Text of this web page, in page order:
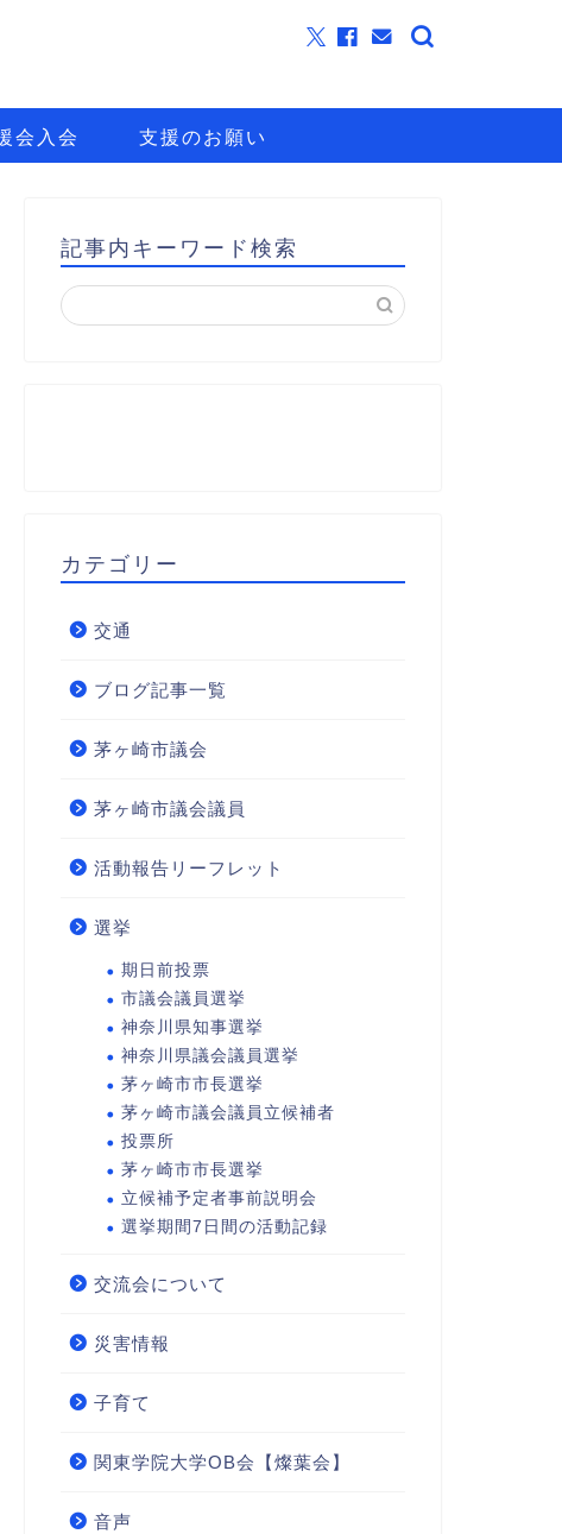
会入会 支援のお願い
記事内キーワード検索
カテゴリー
交通
ブログ記事一覧
茅ヶ崎市議会
茅ヶ崎市議会議員
活動報告リーフレット
選挙
期日前投票
市議会議員選挙
神奈川県知事選挙
神奈川県議会議員選挙
茅ヶ崎市市長選挙
茅ヶ崎市議会議員立候補者
投票所
茅ヶ崎市市長選挙
立候補予定者事前説明会
選挙期間7日間の活動記録
交流会について
災害情報
子育て
関東学院大学OB会【燦葉会】
音声